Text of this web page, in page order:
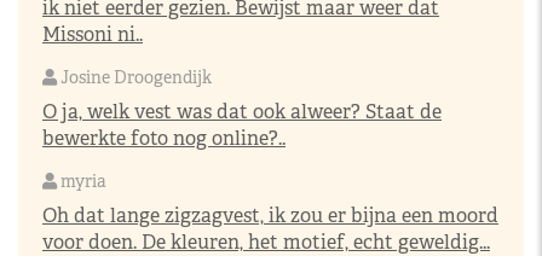
ik niet eerder gezien. Bewijst maar weer dat
Missoni ni..
Josine Droogendijk
O ja, welk vest was dat ook alweer? Staat de
bewerkte foto nog online?..
myria
Oh dat lange zigzagvest, ik zou er bijna een moord
voor doen. De kleuren, het motief, echt geweldig...